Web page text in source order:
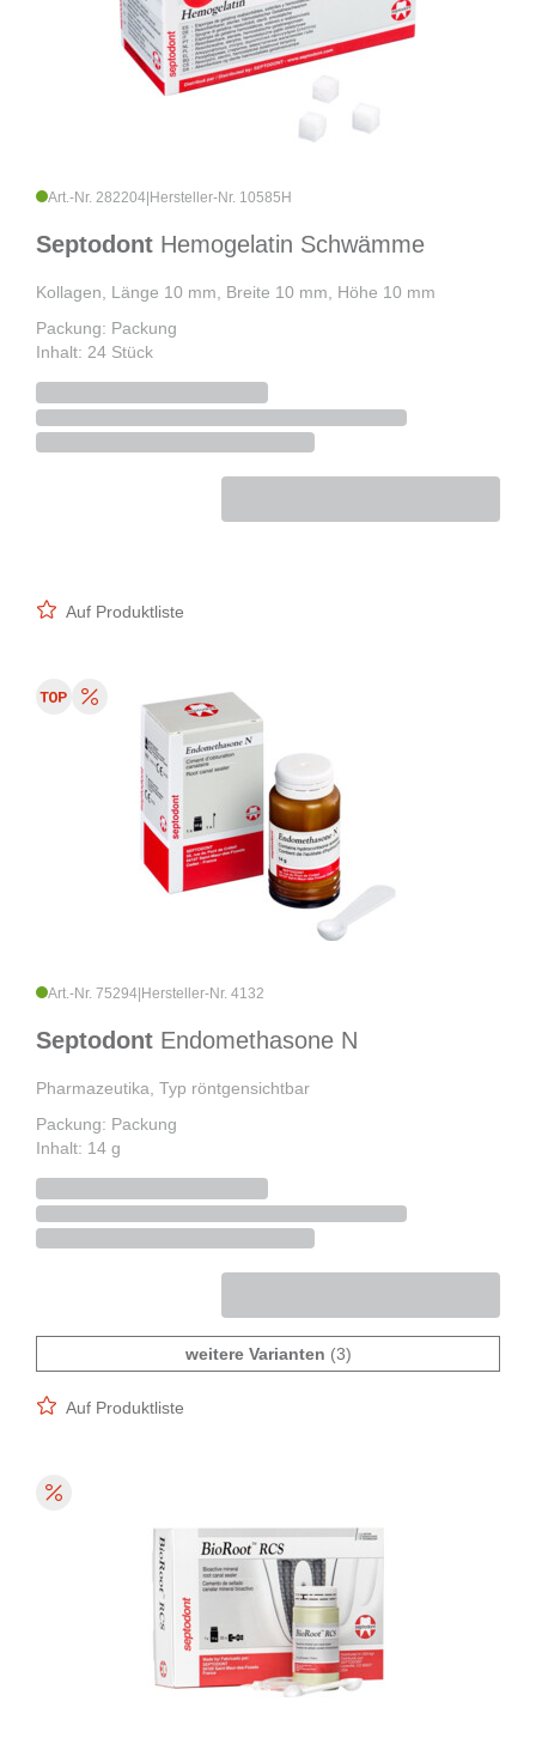
Art.-Nr. 282204 Hersteller-Nr. 10585H
Septodont Hemogelatin Schwämme
Kollagen, Länge 10 mm, Breite 10 mm, Höhe 10 mm
Packung: Packung
Inhalt: 24 Stück
Auf Produktliste
Art.-Nr. 75294 Hersteller-Nr. 4132
Septodont Endomethasone N
Pharmazeutika, Typ röntgensichtbar
Packung: Packung
Inhalt: 14 g
weitere Varianten (3)
Auf Produktliste